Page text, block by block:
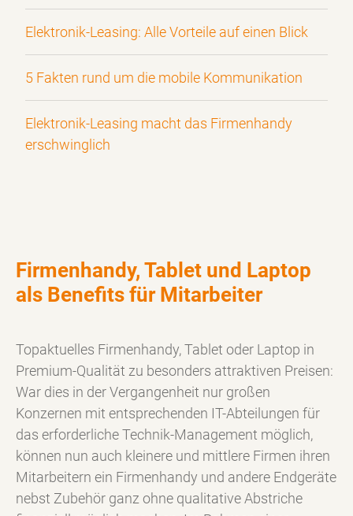
Elektronik-Leasing: Alle Vorteile auf einen Blick
5 Fakten rund um die mobile Kommunikation
Elektronik-Leasing macht das Firmenhandy
erschwinglich
Firmenhandy, Tablet und Laptop
als Benefits für Mitarbeiter
Topaktuelles Firmenhandy, Tablet oder Laptop in
Premium-Qualität zu besonders attraktiven Preisen:
War dies in der Vergangenheit nur großen
Konzernen mit entsprechenden IT-Abteilungen für
das erforderliche Technik-Management möglich,
können nun auch kleinere und mittlere Firmen ihren
Mitarbeitern ein Firmenhandy und andere Endgeräte
nebst Zubehör ganz ohne qualitative Abstriche